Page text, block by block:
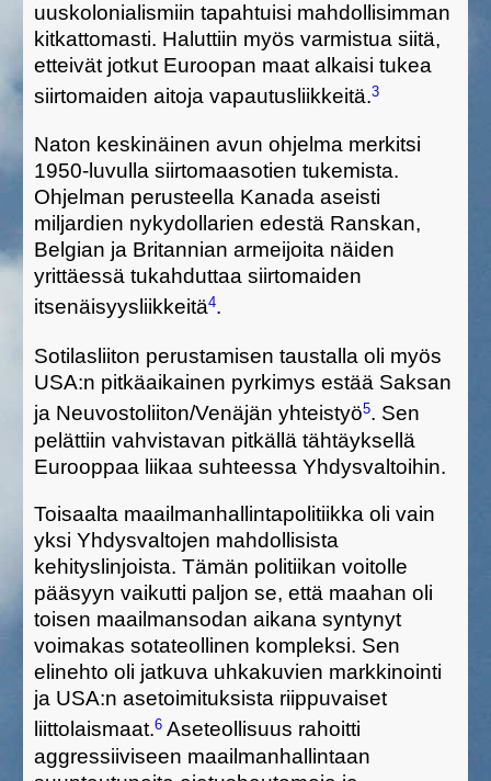
uuskolonialismiin tapahtuisi mahdollisimman
kitkattomasti. Haluttiin myös varmistua siitä,
etteivätjotkut Euroopan maat alkaisi tukea
siirtomaiden aitoja vapautusliikkeitä.3
Naton keskinäinen avun ohjelmamerkitsi
1950-luvulla siirtomaasotien tukemista.
Ohjelman perusteella Kanada aseisti
miljardien nykydollarien edestä Ranskan,
Belgian ja Britannian armeijoita näiden
yrittäessätukahduttaa siirtomaiden
itsenäisyysliikkeitä4.
Sotilasliiton perustamisen taustalla oli myös
USA:n pitkäaikainen pyrkimys estää Saksan
ja Neuvostoliiton/Venäjän yhteistyö5. Sen
pelättiin vahvistavan pitkällä tähtäyksellä
Eurooppaa liikaa suhteessa Yhdysvaltoihin.
Toisaalta maailmanhallintapolitiikka oli vain
yksi Yhdysval tojen mahdollisista
kehityslinjoista. Tämän politiikan voitolle
pääsyyn vaikutti paljon se, että maahan oli
toisen maailmansodan aikana syntynyt
voimakas sotateollinen kompleksi. Sen
elinehto oli jatkuva uhkakuvien markkinointi
ja USA:n asetoimituksista riippuvaiset
liittolaismaat.6 Aseteollisuus rahoitti
aggressiiviseen maailmanhallintaan